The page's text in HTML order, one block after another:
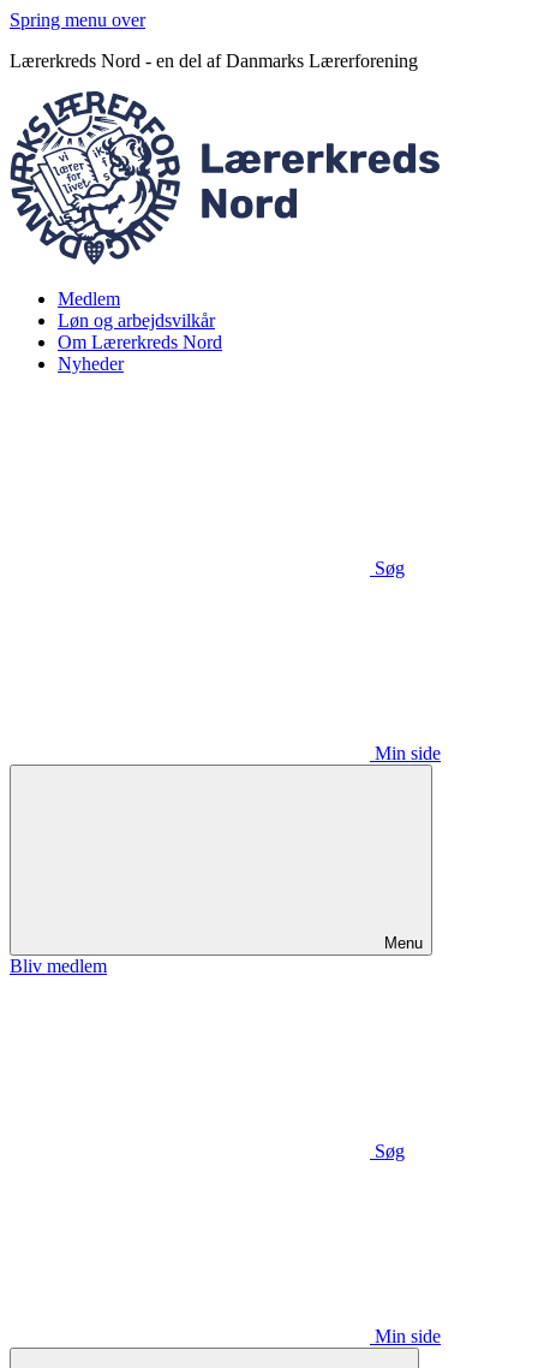
Spring menu over
Lærerkreds Nord - en del af Danmarks Lærerforening
Medlem
Løn og arbejdsvilkår
Om Lærerkreds Nord
Nyheder
Søg
Min side
Menu
Bliv medlem
Søg
Min side